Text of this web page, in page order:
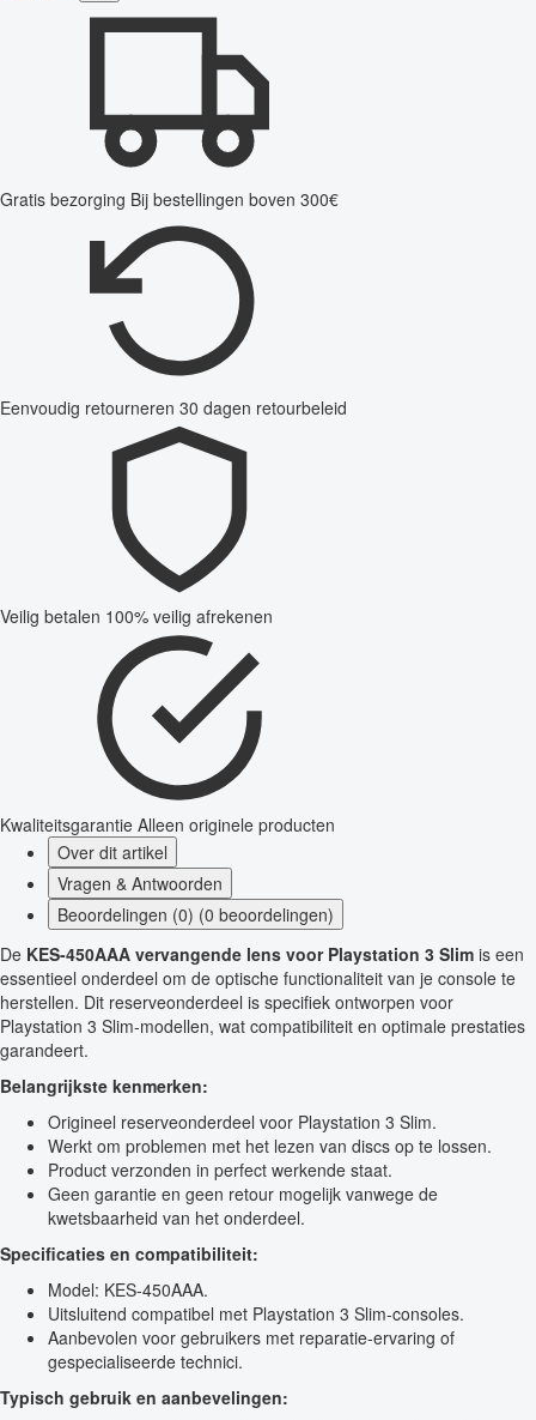
Gratis bezorging Bij bestellingen boven 300€
Eenvoudig retourneren 30 dagen retourbeleid
Veilig betalen 100% veilig afrekenen
Kwaliteitsgarantie Alleen originele producten
Over dit artikel
Vragen & Antwoorden
Beoordelingen (0) (0 beoordelingen)
De KES-450AAA vervangende lens voor Playstation 3 Slim is een
essentieel onderdeel om de optische functionaliteit van je console te
herstellen. Dit reserveonderdeel is specifiek ontworpen voor
Playstation 3 Slim-modellen, wat compatibiliteit en optimale prestaties
garandeert.
Belangrijkste kenmerken:
Origineel reserveonderdeel voor Playstation 3 Slim.
Werkt om problemen met het lezen van discs op te lossen.
Product verzonden in perfect werkende staat.
Geen garantie en geen retour mogelijk vanwege de
kwetsbaarheid van het onderdeel.
Specificaties en compatibiliteit:
Model: KES-450AAA.
Uitsluitend compatibel met Playstation 3 Slim-consoles.
Aanbevolen voor gebruikers met reparatie-ervaring of
gespecialiseerde technici.
Typisch gebruik en aanbevelingen: